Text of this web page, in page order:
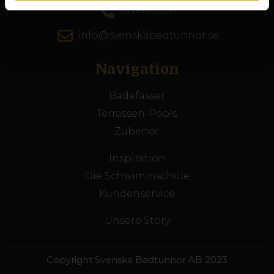
026-103028
info@svenskabadtunnor.se
Navigation
Badefässer
Terrassen-Pools
Zubehör
Inspiration
Die Schwimmschule
Kundenservice
Unsere Story
Copyright Svenska Badtunnor AB 2023